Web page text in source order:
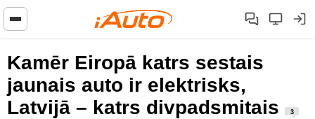
Kamēr Eiropā katrs sestais
jaunais auto ir elektrisks,
Latvijā – katrs divpadsmitais
3